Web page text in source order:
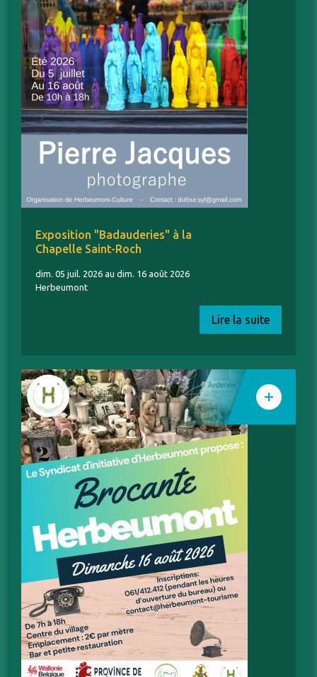
Exposition "Badauderies" à la
Chapelle Saint-Roch
dim. 05 juil. 2026 au dim. 16 août 2026
Herbeumont
Lire la suite